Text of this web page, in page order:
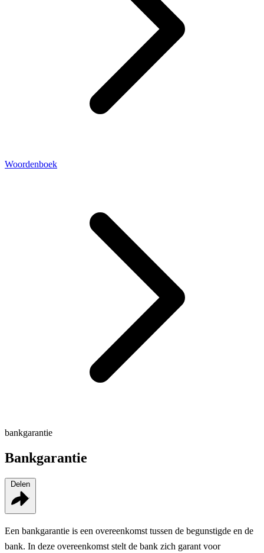
Woordenboek
bankgarantie
Bankgarantie
Een bankgarantie is een overeenkomst tussen de begunstigde en de
bank. In deze overeenkomst stelt de bank zich garant voor